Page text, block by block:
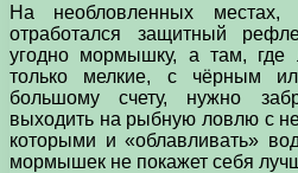
На необловленных
отработался защитный
угодно мормышку, а там, где
только мелкие, с чёрным
большому счету, нужно
выходить на рыбную ловлю с
которыми и «облавливать»
мормышек не покажет себя